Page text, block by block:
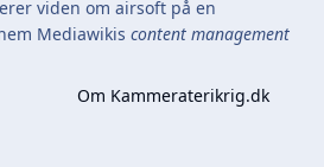
viden om airsoft på en
Mediawikis content management
Om Kammeraterikrig.dk